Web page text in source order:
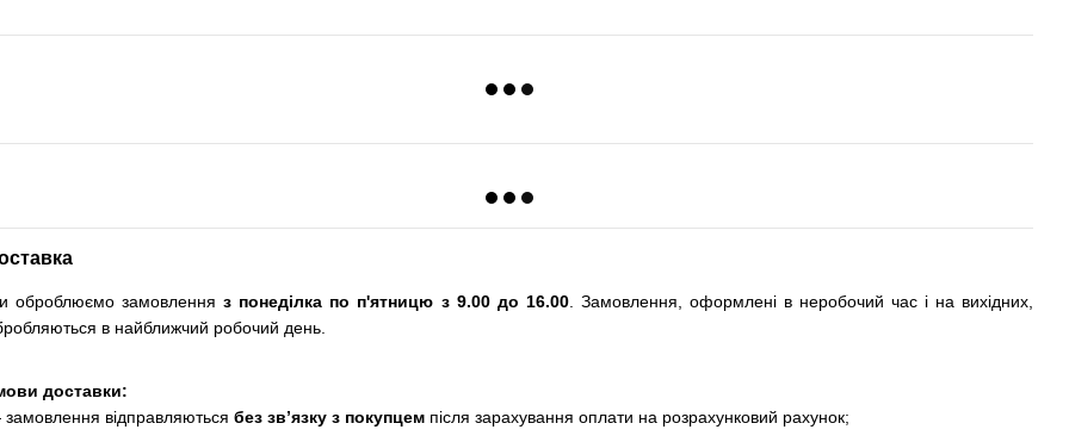
оброблюємо замовленняз понеділка по п'ятницю з 9.00 до 16.00. Замовлення, оформлені в неробочий час і на вихідних,
в найближчий робочий день.
доставки:
відправляютьсябез зв’язку з покупцем після зарахування оплати на розрахунковий рахунок;